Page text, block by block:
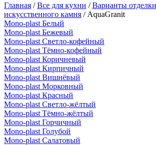
Главная /Все для кухни /Варианты отделки
искусственного камня / AquaGranit
Mono-plast Белый
Mono-plast Бежевый
Mono-plast Светло-кофейный
Mono-plast Тёмно-кофейный
Mono-plast Коричневый
Mono-plast Кирпичный
Mono-plast Вишнёвый
Mono-plast Морковный
Mono-plast Красный
Mono-plast Светло-жёлтый
Mono-plast Тёмно-жёлтый
Mono-plast Горчичный
Mono-plast Голубой
Mono-plast Салатовый